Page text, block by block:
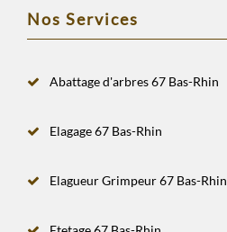
Nos Services
Abattage d'arbres 67 Bas-Rhin
Elagage 67 Bas-Rhin
Elagueur Grimpeur 67 Bas-Rhin